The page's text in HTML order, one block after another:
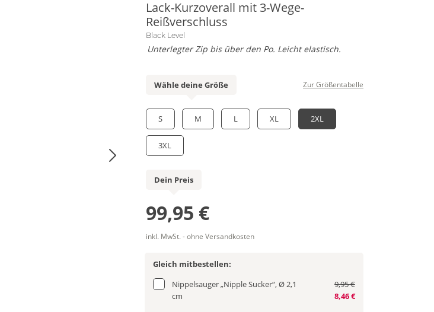
Lack-Kurzoverall mit 3-Wege-
Reißverschluss
Black Level
Unterlegter Zip bis über den Po. Leicht elastisch.
Wähle deine Größe
S M L XL 2XL
3XL
Zur Größentabelle
Dein Preis
99,95 €
inkl. MwSt. - ohne Versandkosten
Gleich mitbestellen:
Nippelsauger „Nipple Sucker“, Ø 2,1
cm
9,95 €
8,46 €